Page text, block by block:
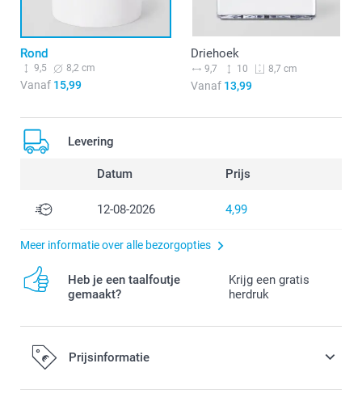
Rond
9,5 8,2 cm
Vanaf 15,99
Driehoek
9,7 10 8,7 cm
Vanaf13,99
Levering
Datum Prijs
12-08-2026 4,99
Meer informatie over alle bezorgopties
Heb je een taalfoutje
gemaakt?
Krijg een gratis
herdruk
Prijsinformatie